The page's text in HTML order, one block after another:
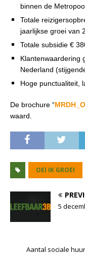
binnen de
Totale
jaarlijkse groei van
Totale subsidie €
Klantenwaardering
Nederland
Hoge punctualiteit,
De brochure “
waard.
OEI IK GROEI
5
Aantal sociale